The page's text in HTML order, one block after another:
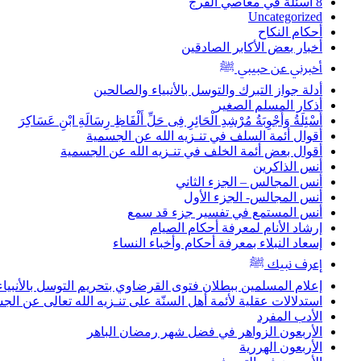
Uncategorized
أحكام النكاح
أخبار بعض الأكابر الصادقين
أخبرني عن حبيبي ﷺ
أدلة جواز التبرك والتوسل بالأنبياء والصالحين
أذكار المسلم الصغير
أَسْئِلَةُ وَأَجْوِبَةُ مُرْشِدِ الْحَائِرِ فِى حَلِّ أَلْفَاظِ رِسَالَةِ ابْنِ عَسَاكِرَ
أقوال أئمة السلف في تنـزيه الله عن الجسمية
أقوال بعض أئمة الخلف في تنـزيه الله عن الجسمية
أنس الذاكرين
أنس المجالس – الجزء الثاني
أنس المجالس- الجزء الأول
أنس المستمع في تفسير جزء قد سمع
إرشاد الأنام لمعرفة أحكام الصيام
إسعاد النبلاء بمعرفة أحكام وأخباء النساء
إعرف نبيك ﷺ
إعلام المسلمين ببطلان فتوى القرضاوي بتحريم التوسل
استدلالات عقلية لأئمة أهل السنّة على تنـزيه الله تعالى عن
الأدب المفرد
الأربعون الزواهر في فضل شهر رمضان الباهر
الأربعون الهررية